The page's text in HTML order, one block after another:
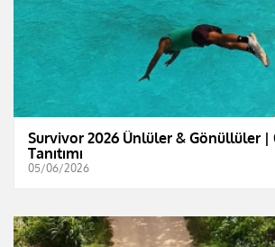
Survivor 2026 Ünlüler & Gönüllüler |
Tanıtımı
05/06/2026